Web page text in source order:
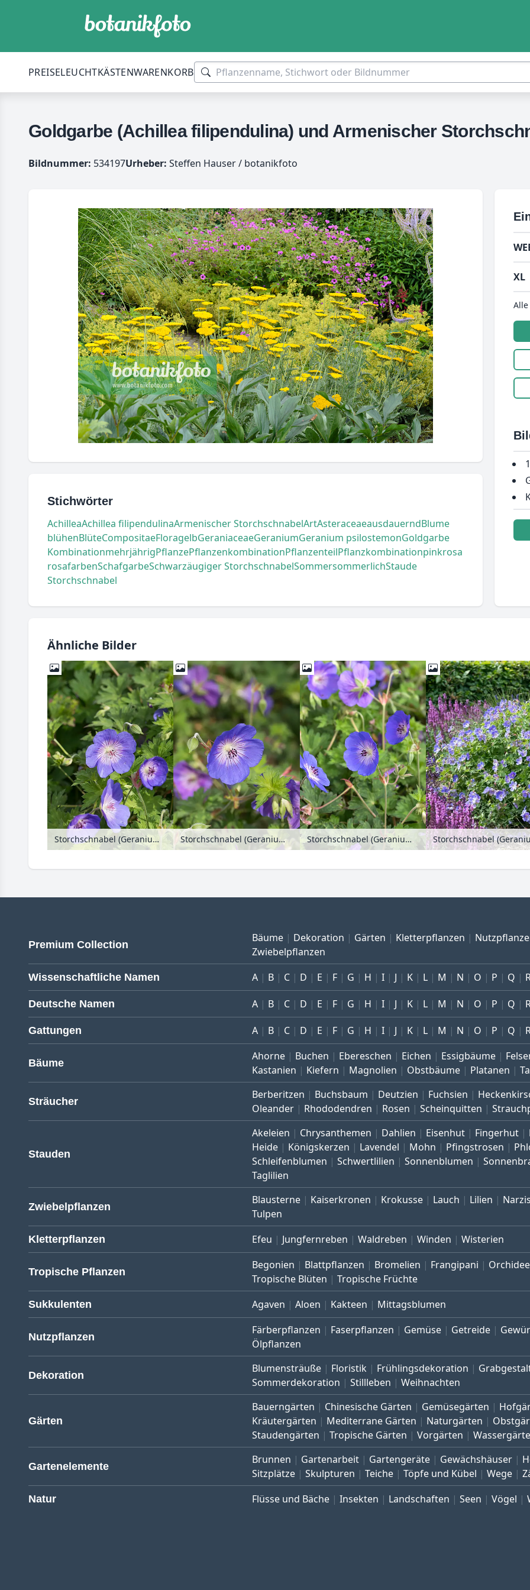
PREISELEUCHTKÄSTENWARENKORB
Goldgarbe (Achillea filipendulina) und Armenischer
Bildnummer: 534197Urheber: Steffen Hauser / botanikfoto
Stichwörter
AchilleaAchillea filipendulinaArmenischer StorchschnabelArtAsteraceaeausdauerndBlume
blühenBlüteCompositaeFloragelbGeraniaceaeGeraniumGeranium psilostemonGoldgarbe
KombinationmehrjährigPflanzePflanzenkombinationPflanzenteilPflanzkombinationpinkrosa
rosafarbenSchafgarbeSchwarzäugiger StorchschnabelSommersommerlichStaude
Storchschnabel
XL
Ähnliche Bilder
Storchschnabel (Geranium wallichianum 'Rozanne') Storchschnabel (Geranium wallichianum 'Rozanne') Storchschnabel (Geranium wallichianum 'Rozanne') Storchschnabel
Premium Collection
Bäume Dekoration Gärten Kletterpflanzen
Zwiebelpflanzen
Wissenschaftliche Namen A B C D E F G H I J K L M N O P Q
Deutsche Namen A B C D E F G H I J K L M N O P Q
Gattungen A B C D E F G H I J K L M N O P Q
Bäume
Ahorne Buchen Ebereschen Eichen Essigbäume
Kastanien
Kiefern Magnolien Obstbäume Platanen
Sträucher
Berberitzen Buchsbaum Deutzien Fuchsien
Oleander
Rhododendren Rosen Scheinquitten
Stauden
Akeleien Chrysanthemen Dahlien Eisenhut Fingerhut
Heide
Königskerzen Lavendel Mohn Pfingstrosen
Schleifenblumen
Schwertlilien Sonnenblumen
Taglilien
Zwiebelpflanzen
Blausterne Kaiserkronen Krokusse Lauch Lilien
Tulpen
Kletterpflanzen Efeu Jungfernreben Waldreben Winden Wisterien
Tropische Pflanzen
Begonien Blattpflanzen Bromelien Frangipani
Tropische Blüten
Tropische Früchte
Sukkulenten Agaven Aloen Kakteen Mittagsblumen
Nutzpflanzen
Färberpflanzen Faserpflanzen Gemüse Getreide
Ölpflanzen
Dekoration
Blumensträuße Floristik Frühlingsdekoration
Sommerdekoration
Stillleben Weihnachten
Gärten
Bauerngärten Chinesische Gärten Gemüsegärten
Kräutergärten
Mediterrane Gärten Naturgärten
Staudengärten
Tropische Gärten Vorgärten
Gartenelemente
Brunnen Gartenarbeit Gartengeräte Gewächshäuser
Sitzplätze
Skulpturen Teiche Töpfe und Kübel Wege
Natur Flüsse und Bäche Insekten Landschaften Seen Vögel